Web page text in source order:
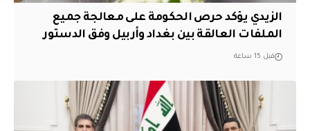
الزيدي يؤكد حرص الحكومة على معالجة جميع
الملفات العالقة بين بغداد وأربيل وفق الدستور
قبل 15 ساعة